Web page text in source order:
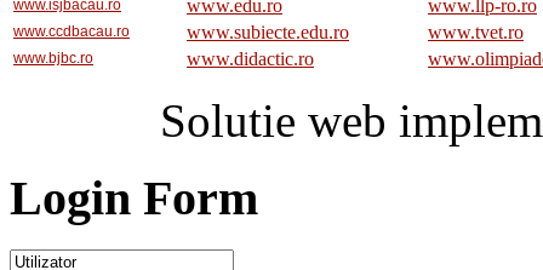
www.isjbacau.ro www.edu.ro www.llp-ro.ro
www.ccdbacau.ro www.subiecte.edu.ro www.tvet.ro
www.bjbc.ro www.didactic.ro
Solutie web
Login Form